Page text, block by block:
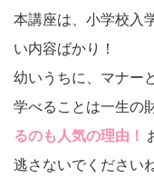
本講座は、小学校入
い内容ばかり！
幼いうちに、マナー
学べることは一生の
るのも人気の理由！
逃さないでください